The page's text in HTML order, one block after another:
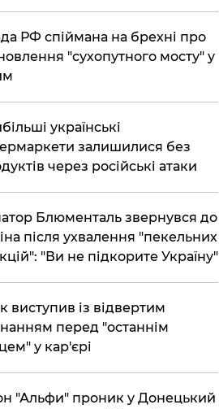
РФ спіймана на брехні про
"сухопутного мосту" у
українські
залишилися без
через російські атаки
Блюменталь звернувся до
після ухвалення "пекельних
"Ви не підкорите Україну"
виступив із відвертим
перед "останнім
у кар'єрі
"Альфи" проник у Донецький